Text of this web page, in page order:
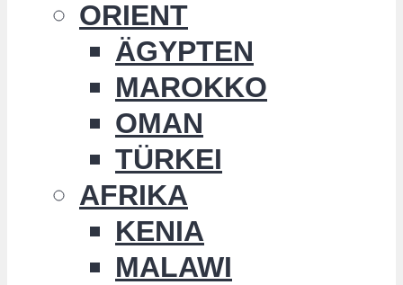
ORIENT
ÄGYPTEN
MAROKKO
OMAN
TÜRKEI
AFRIKA
KENIA
MALAWI